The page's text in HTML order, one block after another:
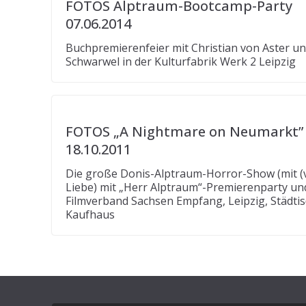
FOTOS Alptraum-Bootcamp-Party
07.06.2014
Buchpremierenfeier mit Christian von Aster
Schwarwel in der Kulturfabrik Werk 2 Leipzig
FOTOS „A Nightmare on Neumarkt”
18.10.2011
Die große Donis-Alptraum-Horror-Show (mit
Liebe) mit „Herr Alptraum“-Premierenparty
Filmverband Sachsen Empfang, Leipzig,
Kaufhaus